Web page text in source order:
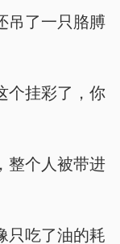
吊了一只胳膊
个挂彩了，你
整个人被带进
只吃了油的耗